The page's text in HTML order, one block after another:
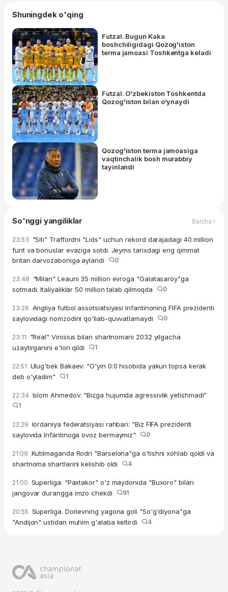
Shuningdek o'qing
Futzal. Bugun Kaka
boshchiligidagi Qozog'iston
terma jamoasi Toshkentga keladi
Futzal. O'zbekiston Toshkentda
Qozog'iston bilan o'ynaydi
Qozog'iston terma jamoasiga
vaqtinchalik bosh murabbiy
tayinlandi
So'nggi yangiliklar Barcha ›
23:53 "Siti" Traffordni "Lids" uchun rekord darajadagi 40 million
funt va bonuslar evaziga sotdi. Jeyms tarixdagi eng qimmat
britan darvozaboniga aylandi
0
23:48 "Milan" Leauni 35 million evroga "Galatasaroy"ga
sotmadi. Italiyaliklar 50 million talab qilmoqda
0
23:26 Angliya futbol assotsiatsiyasi Infantinoning FIFA prezidenti
saylovidagi nomzodini qo'llab-quvvatlamaydi
0
23:11 "Real" Vinisius bilan shartnomani 2032 yilgacha
uzaytirganini e'lon qildi
1
22:51 Ulug'bek Bakaev: "O'yin 0:0 hisobida yakun topsa kerak
deb o'yladim"
1
22:34 Islom Ahmedov: "Bizga hujumda agressivlik yetishmadi"
1
22:29 Iordaniya federatsiyasi rahbari: "Biz FIFA prezidenti
saylovida Infantinoga ovoz bermaymiz"
0
21:09 Kutilmaganda Rodri "Barselona"ga o'tishni xohlab qoldi va
shartnoma shartlarini kelishib oldi
4
21:00 Superliga. "Paxtakor" o'z maydonida "Buxoro" bilan
jangovar durangga imzo chekdi
91
20:55 Superliga. Dorievning yagona goli "So'g'diyona"ga
"Andijon" ustidan muhim g'alaba keltirdi
4